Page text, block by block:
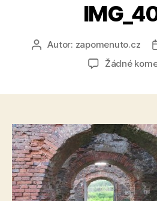
AutorAutor: zapomenuto.cz
Žádné